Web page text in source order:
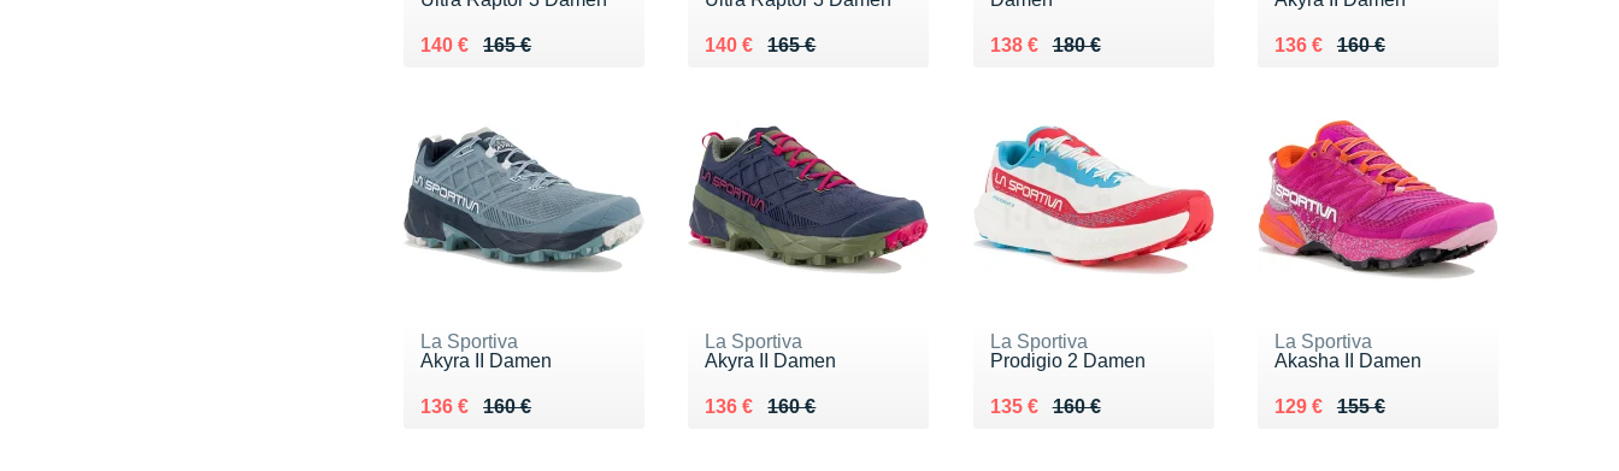
165 €
Au lieu de 165 €
140 €
Vendu 140 € 165 €
Au lieu de 165 €
140 €
Vendu 140 € 180 €
Au lieu de 180 €
138 €
Vendu 138 € 160 €
Au lieu de 160 €
136 €
Vendu 136 €
La Sportiva
Akyra II Damen
160 €
Au lieu de 160 €
136 €
Vendu 136 €
La Sportiva
Akyra II Damen
160 €
Au lieu de 160 €
136 €
Vendu 136 €
La Sportiva
Prodigio 2 Damen
160 €
Au lieu de 160 €
135 €
Vendu 135 €
La Sportiva
Akasha II Damen
155 €
Au lieu de 155 €
129 €
Vendu 129 €